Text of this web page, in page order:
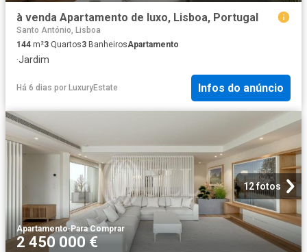
à venda Apartamento de luxo, Lisboa, Portugal
Santo António, Lisboa
144 m²3 Quartos3 BanheirosApartamento
·Jardim
Há 6 dias por LuxuryEstate Infos do anúncio
12 fotos
Apartamento·Para Comprar
2 450 000 €